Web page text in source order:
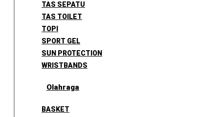
TAS SEPATU
TAS TOILET
TOPI
SPORT GEL
SUN PROTECTION
WRISTBANDS
Olahraga
BASKET